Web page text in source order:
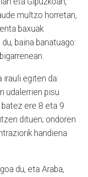
multzo horretan,
baxuak
baina banatuago:
irauli egiten da:
udalerrien pisu
ere 8 eta 9
dituen; ondoren
handiena
du, eta Araba,